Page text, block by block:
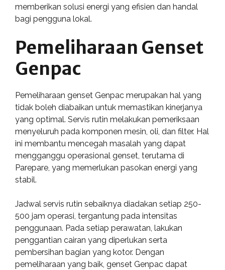
memberikan solusi energi yang efisien dan handal
bagi pengguna lokal.
Pemeliharaan Genset
Genpac
Pemeliharaan genset Genpac merupakan hal yang
tidak boleh diabaikan untuk memastikan kinerjanya
yang optimal. Servis rutin melakukan pemeriksaan
menyeluruh pada komponen mesin, oli, dan filter. Hal
ini membantu mencegah masalah yang dapat
mengganggu operasional genset, terutama di
Parepare, yang memerlukan pasokan energi yang
stabil.
Jadwal servis rutin sebaiknya diadakan setiap 250-
500 jam operasi, tergantung pada intensitas
penggunaan. Pada setiap perawatan, lakukan
penggantian cairan yang diperlukan serta
pembersihan bagian yang kotor. Dengan
pemeliharaan yang baik, genset Genpac dapat